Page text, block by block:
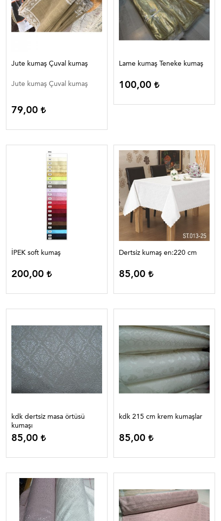
Jute kumaş Çuval kumaş
Jute kumaş Çuval kumaş
79,00
Lame kumaş Teneke kumaş
100,00
İPEK soft kumaş
200,00
Dertsiz kumaş en:220 cm
85,00
kdk dertsiz masa örtüsü
kumaşı
85,00
kdk 215 cm krem kumaşlar
85,00